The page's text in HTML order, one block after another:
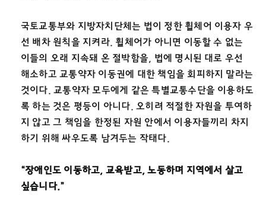
국토교통부와 지방자치단체는 법이 정한 휠체어 이용자 우
선 배차 원칙을 지켜라. 휠체어가 아니면 이동할 수 없는
이들의 오래 지속돼 온 절박함을, 법에 명시된 대로 우선
해소하고 교통약자 이동권에 대한 책임을 회피하지 말라는
것이다. 교통약자 모두에게 같은 특별교통수단을 이용하도
록 하는 것은 평등이 아니다. 오히려 적절한 자원을 투여하
지 않고 그 책임을 한정된 자원 안에서 이용자들끼리 차지
하기 위해 싸우도록 남겨두는 작태다.
“장애인도 이동하고, 교육받고, 노동하며 지역에서 살고
싶습니다.”